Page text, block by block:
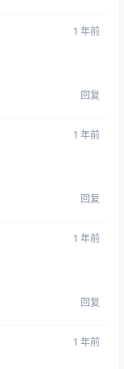
1 年前
回复
1 年前
回复
1 年前
回复
1 年前